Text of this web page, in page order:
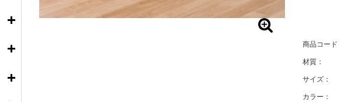
商品コード
材質：
サイズ：
カラー：